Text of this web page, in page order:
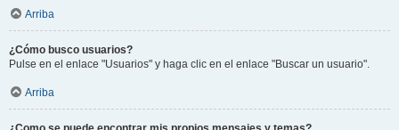
Arriba
¿Cómo busco usuarios?
Pulse en el enlace "Usuarios" y haga clic en el enlace "Buscar un usuario".
Arriba